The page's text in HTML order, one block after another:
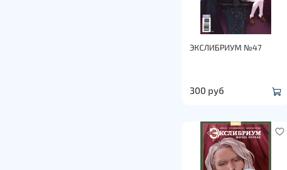
ЭКСЛИБРИУМ №47
300 руб